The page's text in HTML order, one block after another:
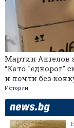
Мартин Ангелов
“Като "еднорог"
и почти без
Истории